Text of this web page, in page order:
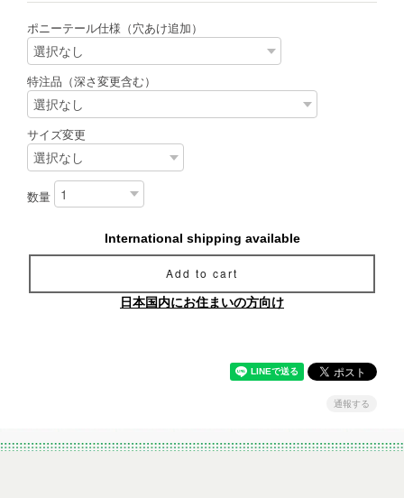
ポニーテール仕様（穴あけ追加）
特注品（深さ変更含む）
サイズ変更
数量
International shipping available
Add to cart
日本国内にお住まいの方向け
通報する